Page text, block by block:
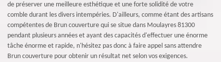
de préserver une meilleure esthétique et une forte solidité de votre
comble durant les divers intempéries. D'ailleurs, comme étant des artisans
compétentes de Brun couverture qui se situe dans Moulayres 81300
pendant plusieurs années et ayant des capacités d'effectuer une énorme
tâche énorme et rapide, n'hésitez pas donc à faire appel sans attendre
Brun couverture pour obtenir un résultat net selon vos exigences.